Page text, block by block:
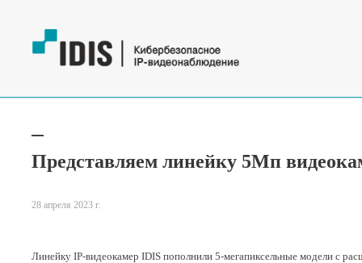
Представляем линейку 5Мп
28 апреля 2023 г.
Линейку IP-видеокамер IDIS пополнили 5-мегапиксельные модели с